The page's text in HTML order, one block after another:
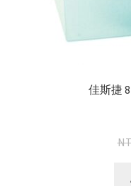
佳斯捷